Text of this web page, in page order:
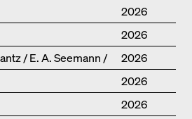
2026
2026
/ E. A. Seemann /
2026
2026
2026